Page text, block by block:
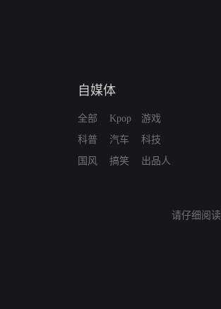
自媒体
全部
科普
国风
Kpop
汽车
搞笑
游戏
科技
出品人
请仔细阅读